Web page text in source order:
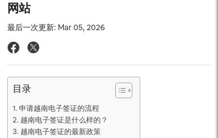
网站
最后一次更新: Mar 05, 2026
目录
1. 申请越南电子签证的流程
2. 越南电子签证是什么样的？
3. 越南电子签证的最新政策